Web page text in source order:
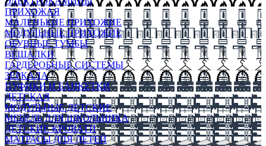
ПРИХОЖАЯ
МАЛЕНЬКИЕ ПРИХОЖИЕ
МОДУЛЬНЫЕ ПРИХОЖИЕ
ОБУВНЫЕ ТУМБЫ
ВЕШАЛКИ
ГАРДЕРОБНЫЕ СИСТЕМЫ
ЗЕРКАЛА
ПУФИКИ И БАНКЕТКИ
ДЕТСКАЯ
МОДУЛЬНЫЕ ДЕТСКИЕ
МЕБЕЛЬ ДЛЯ ШКОЛЬНИКА
ДЕТСКИЕ КРОВАТИ
МАТРАСЫ ДЛЯ ДЕТЕЙ